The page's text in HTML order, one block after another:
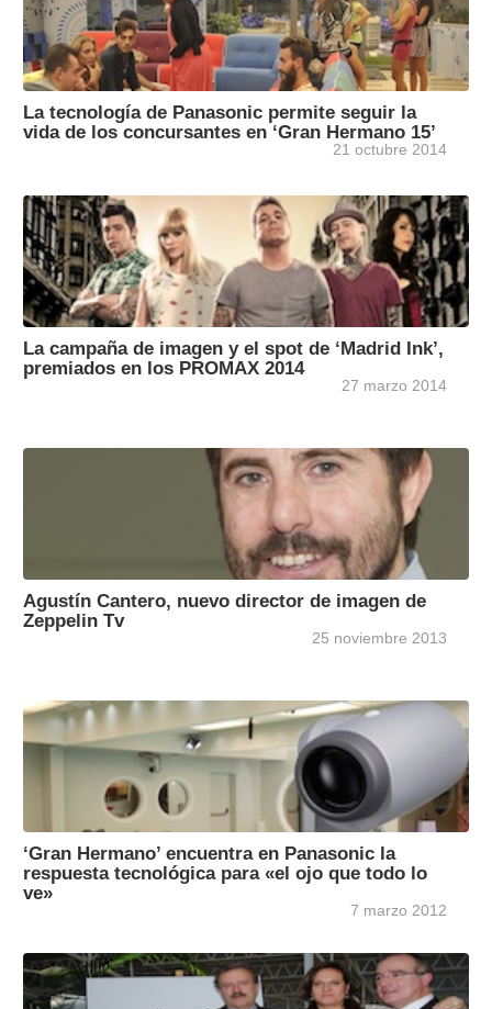
La tecnología de Panasonic permite seguir la
vida de los concursantes en ‘Gran Hermano 15’
21 octubre 2014
La campaña de imagen y el spot de ‘Madrid Ink’,
premiados en los PROMAX 2014
27 marzo 2014
Agustín Cantero, nuevo director de imagen de
Zeppelin Tv
25 noviembre 2013
‘Gran Hermano’ encuentra en Panasonic la
respuesta tecnológica para «el ojo que todo lo
ve»
7 marzo 2012